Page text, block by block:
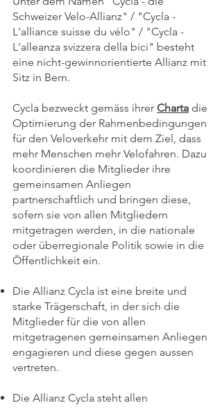
Schweizer Velo-Allianz" / "Cycla -
L'alliance suisse du vélo" / "Cycla -
L'alleanza svizzera della bici" besteht
eine nicht-gewinnorientierte Allianz mit
Sitz in Bern.
Cycla bezweckt gemäss ihrer Charta die
Optimierung der Rahmenbedingungen
für den Veloverkehr mit dem Ziel, dass
mehr Menschen mehr Velofahren. Dazu
koordinieren die Mitglieder ihre
gemeinsamen Anliegen
partnerschaftlich und bringen diese,
sofern sie von allen Mitgliedern
mitgetragen werden, in die nationale
oder überregionale Politik sowie in die
Öffentlichkeit ein.
Die Allianz Cycla ist eine breite und
starke Trägerschaft, in der sich die
Mitglieder für die von allen
mitgetragenen gemeinsamen Anliegen
engagieren und diese gegen aussen
vertreten.
Die Allianz Cycla steht allen